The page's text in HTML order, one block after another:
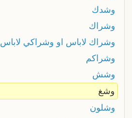
وشدك
وشراك
وشراك لاباس او وشراكي لاباس
وشراكم
وشش
وشغ
وشلون